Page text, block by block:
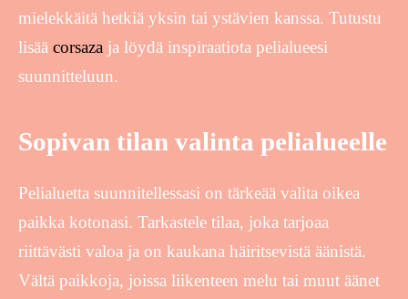
mielekkäitä hetkiä yksin tai ystävien kanssa. Tutustu
lisää corsaza ja löydä inspiraatiota pelialueesi
suunnitteluun.
Sopivan tilan valinta pelialueelle
Pelialuetta suunnitellessasi on tärkeää valita oikea
paikka kotonasi. Tarkastele tilaa, joka tarjoaa
riittävästi valoa ja on kaukana häiritsevistä äänistä.
Vältä paikkoja, joissa liikenteen melu tai muut äänet